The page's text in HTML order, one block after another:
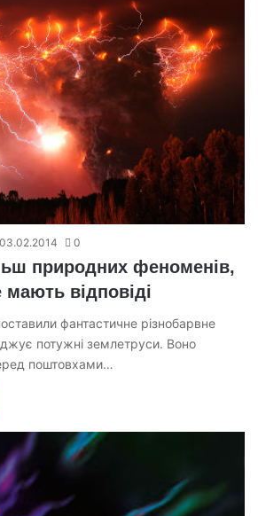
03.02.2014 0
природних феноменів,
мають відповіді
фантастичне різнобарвне
потужні землетруси. Воно
поштовхами…